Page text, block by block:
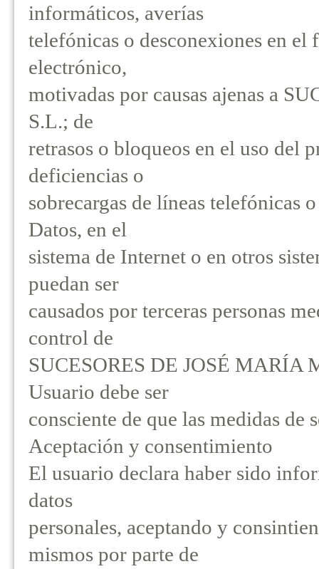
informáticos, averías
telefónicas o desconexiones en
electrónico,
motivadas por causas ajenas a
S.L.; de
retrasos o bloqueos en el uso del
deficiencias o
sobrecargas de líneas telefónicas
Datos, en el
sistema de Internet o en otros
puedan ser
causados por terceras personas
control de
SUCESORES DE JOSÉ MARÍA
Usuario debe ser
consciente de que las medidas
Aceptación y consentimiento
El usuario declara haber sido
datos
personales, aceptando y
mismos por parte de